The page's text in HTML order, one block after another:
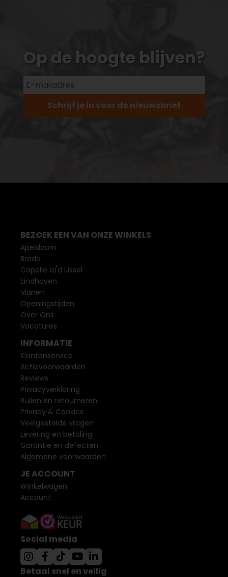
Op de hoogte blijven?
Schrijf je in voor de nieuwsbrief
BEZOEK EEN VAN ONZE WINKELS
Apeldoorn
Breda
Capelle a/d IJssel
Eindhoven
Vianen
Openingstijden
Over Ons
Vacatures
INFORMATIE
Klantenservice
Actievoorwaarden
Reviews
Privacyverklaring
Ruilen en retourneren
Privacy & Cookies
Veelgestelde vragen
Levering en betaling
Garantie en defecten
Algemene voorwaarden
JE ACCOUNT
Winkelwagen
Account
Social media
Betaal snel en veilig